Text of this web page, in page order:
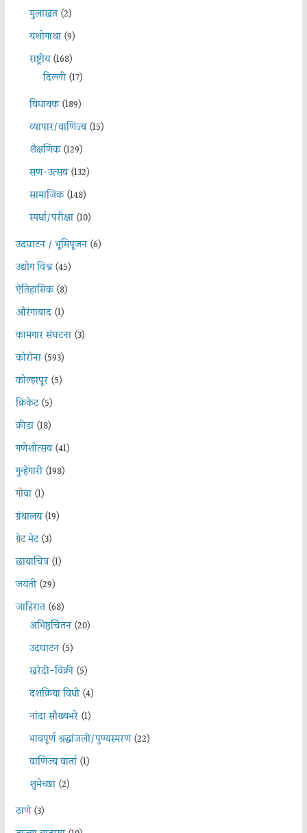
मुलाखत(2)
यशोगाथा(9)
राष्ट्रीय(168)
दिल्ली(17)
विधायक(189)
व्यापार/वाणिज्य(15)
शैक्षणिक(129)
सण-उत्सव(132)
सामाजिक(148)
स्पर्धा/परीक्षा(10)
उदघाटन / भूमिपूजन(6)
उद्योग विश्व(45)
ऐतिहासिक(8)
औरंगाबाद(1)
कामगार संघटना(3)
कोरोना(593)
कोल्हापूर(5)
क्रिकेट(5)
क्रीडा(18)
गणेशोत्सव(41)
गुन्हेगारी(198)
गोवा(1)
ग्रंथालय(19)
ग्रेट भेट(3)
छायाचित्र(1)
जयंती(29)
जाहिरात(68)
अभिष्ठचिंतन(20)
उदघाटन(5)
खरेदी-विक्री(5)
दशक्रिया विधी(4)
नांदा सौख्यभरे(1)
भावपूर्ण श्रद्धांजली/पुण्यस्मरण(22)
वाणिज्य वार्ता(1)
शुभेच्छा(2)
ठाणे(3)